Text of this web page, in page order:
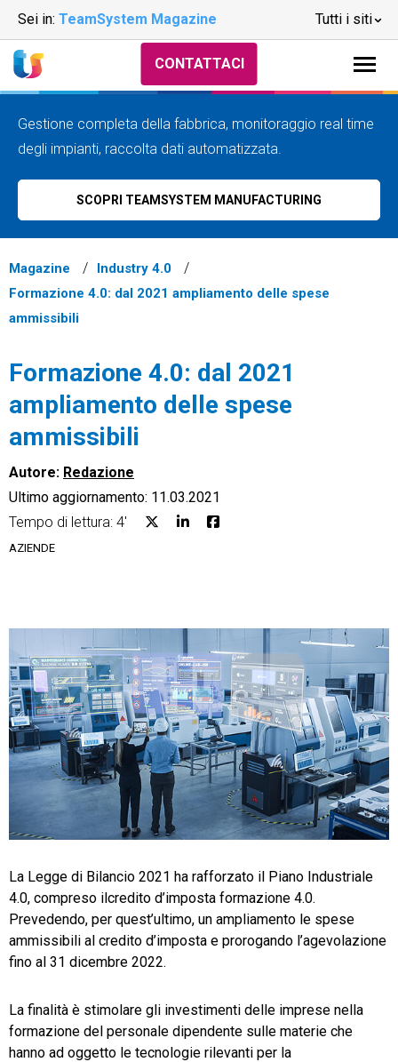
Sei in: TeamSystem Magazine Tutti i siti
Ecommerce
Financial Solutions
HR
Trust Services
TeamSystem Corporate
TeamSystem Store
CONTATTACI
Gestione completa della fabbrica, monitoraggio real time
degli impianti, raccolta dati automatizzata.
SCOPRI TEAMSYSTEM MANUFACTURING
Magazine
Industry 4.0
Formazione 4.0: dal 2021 ampliamento delle spese
ammissibili
Formazione 4.0: dal 2021
ampliamento delle spese
ammissibili
Autore: Redazione
Ultimo aggiornamento: 11.03.2021
Tempo di lettura: 4'
AZIENDE
La Legge di Bilancio 2021 ha rafforzato il Piano Industriale
4.0, compreso ilcredito d’imposta formazione 4.0.
Prevedendo, per quest’ultimo, un ampliamento le spese
ammissibili al credito d’imposta e prorogando l’agevolazione
fino al 31 dicembre 2022.
La finalità è stimolare gli investimenti delle imprese nella
formazione del personale dipendente sulle materie che
hanno ad oggetto le tecnologie rilevanti per la